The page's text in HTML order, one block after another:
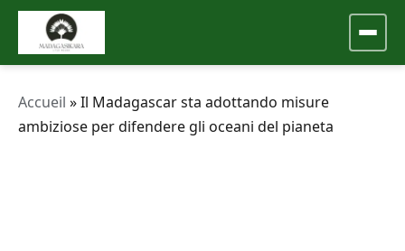
Accueil »Il Madagascar sta adottando misure
ambiziose per difendere gli oceani del pianeta